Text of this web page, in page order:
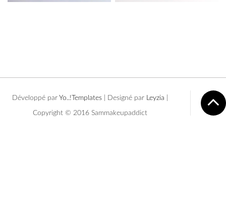
Développé par Yo..!Templates | Designé par Leyzia
Copyright © 2016 Sammakeupaddict